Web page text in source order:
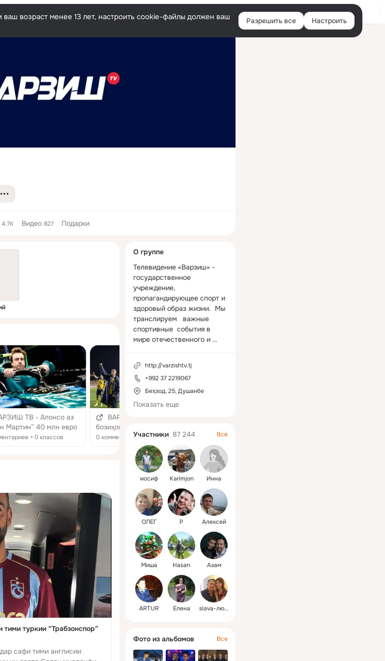
Войти
возраст менее 13 лет, настроить cookie-файлы должен ваш
Разрешить все Настроить
4.7K Видео 827 Подарки
ТВ - Алонсо аз
Мартин” 40 млн евро
мекунад
0 классов
ВАРЗИШ ТВ - Натиҷаи
бозиҳои даври сеюми
марҳилаи интихобии Лигаи
қаҳрамонҳои УЕФА
0 комментариев 0 классов
НБА аз сафи “Чикаго Булз”
маълум шуд
0 комментариев
туркии “Трабзонспор”
сафи тими англисии
колонка
О группе
Телевидение «Варзиш» -
государственное
учреждение,
пропагандирующее спорт и
здоровый образ жизни.  Мы
транслируем   важные
спортивные  события в
мире отечественного и
новости, аналитические  и
развлекательные
программы,
документальные фильмы и
телевизионные очерки.
http://varzishtv.tj
+992 37 2219067
Беҳзод, 25, Душанбе
Показать еще
Участники 87 244 Все
иосиф Karimjon Инна
ОЛЕГ Р Алексей
Миша Hasan Азам
ARTUR Елена slava-люда
Фото из альбомов Все